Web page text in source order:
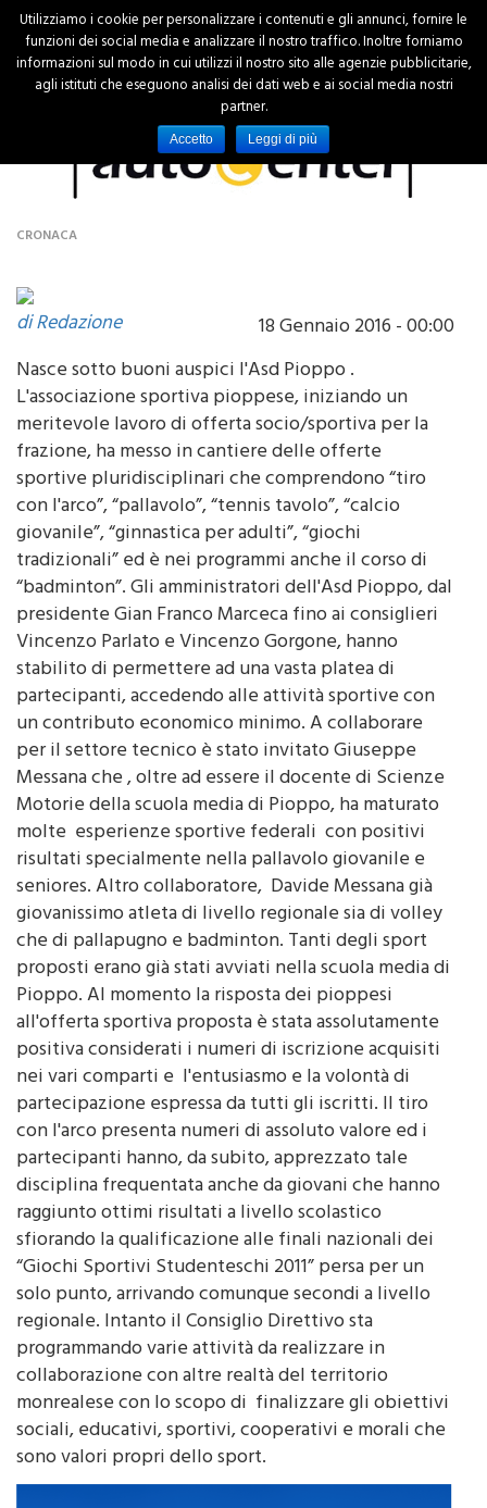
di Redazione
18 Gennaio 2016 - 00:00
Nasce sotto buoni auspici l'Asd Pioppo .
L'associazione sportiva pioppese, iniziando un
meritevole lavoro di offerta socio/sportiva per la
frazione, ha messo in cantiere delle offerte
sportive pluridisciplinari che comprendono “tiro
con l'arco”, “pallavolo”, “tennis tavolo”, “calcio
giovanile”, “ginnastica per adulti”, “giochi
tradizionali” ed è nei programmi anche il corso di
“badminton”. Gli amministratori dell'Asd Pioppo, dal
presidente Gian Franco Marceca fino ai consiglieri
Vincenzo Parlato e Vincenzo Gorgone, hanno
stabilito di permettere ad una vasta platea di
partecipanti, accedendo alle attività sportive con
un contributo economico minimo. A collaborare
per il settore tecnico è stato invitato Giuseppe
Messana che , oltre ad essere il docente di Scienze
Motorie della scuola media di Pioppo, ha maturato
molte esperienze sportive federali con positivi
risultati specialmente nella pallavolo giovanile e
seniores. Altro collaboratore, Davide Messana già
giovanissimo atleta di livello regionale sia di volley
che di pallapugno e badminton. Tanti degli sport
proposti erano già stati avviati nella scuola media di
Pioppo. Al momento la risposta dei pioppesi
all'offerta sportiva proposta è stata assolutamente
positiva considerati i numeri di iscrizione acquisiti
nei vari comparti e l'entusiasmo e la volontà di
partecipazione espressa da tutti gli iscritti. Il tiro
con l'arco presenta numeri di assoluto valore ed i
partecipanti hanno, da subito, apprezzato tale
disciplina frequentata anche da giovani che hanno
raggiunto ottimi risultati a livello scolastico
sfiorando la qualificazione alle finali nazionali dei
“Giochi Sportivi Studenteschi 2011” persa per un
solo punto, arrivando comunque secondi a livello
regionale. Intanto il Consiglio Direttivo sta
programmando varie attività da realizzare in
collaborazione con altre realtà del territorio
monrealese con lo scopo di finalizzare gli obiettivi
sociali, educativi, sportivi, cooperativi e morali che
sono valori propri dello sport.
Utilizziamo i cookie per personalizzare i contenuti e gli annunci, fornire le
funzioni dei social media e analizzare il nostro traffico. Inoltre forniamo
informazioni sul modo in cui utilizzi il nostro sito alle agenzie pubblicitarie,
agli istituti che eseguono analisi dei dati web e ai social media nostri
partner.
Accetto Leggi di più